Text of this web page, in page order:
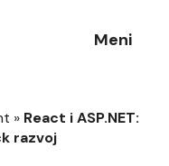
Meni
» React i ASP.NET:
razvoj